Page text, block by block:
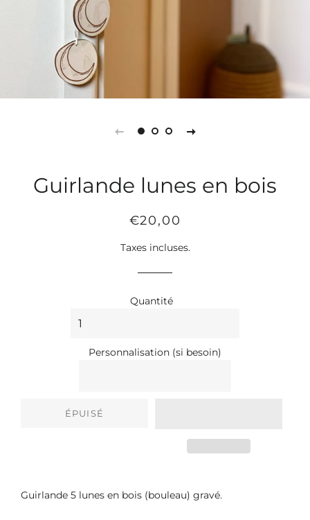
Guirlande lunes en bois
Prix
Prix
€20,00
Taxes incluses.
Quantité
Personnalisation (si besoin)
ÉPUISÉ
Guirlande 5 lunes en bois (bouleau) gravé.